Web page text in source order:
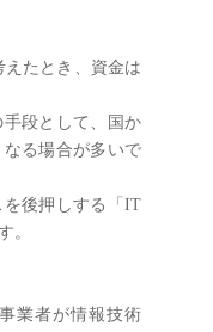
えたとき、資金は
段として、国か
る場合が多いで
を後押しする「IT
。
業者が情報技術